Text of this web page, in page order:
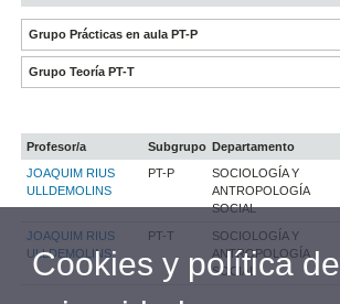
Grupo Prácticas en aula PT-P
Grupo Teoría PT-T
Profesor/a Subgrupo Departamento
JOAQUIM RIUS
ULLDEMOLINS
PT-P
SOCIOLOGÍA Y
ANTROPOLOGÍA
SOCIAL
JOAQUIM RIUS
ULLDEMOLINS
PT-T
SOCIOLOGÍA Y
ANTROPOLOGÍA
SOCIAL
Cookies y política de